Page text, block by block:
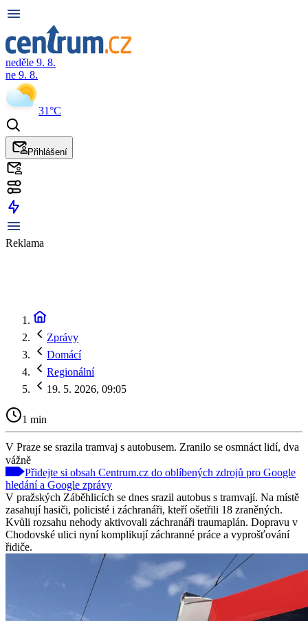
neděle 9. 8.
ne 9. 8.
31°C
Přihlášení
Reklama
Zprávy
Domácí
Regionální
19. 5. 2026, 09:05
1 min
V Praze se srazila tramvaj s autobusem. Zranilo se osmnáct lidí, dva
vážně
Přidejte si obsah Centrum.cz do oblíbených zdrojů pro Google
hledání a Google zprávy
V pražských Záběhlicích se dnes srazil autobus s tramvají. Na místě
zasahují hasiči, policisté i záchranáři, kteří ošetřili 18 zraněných.
Kvůli rozsahu nehody aktivovali záchranáři traumaplán. Dopravu v
Chodovské ulici nyní komplikují záchranné práce a vyprošťování
řidiče.